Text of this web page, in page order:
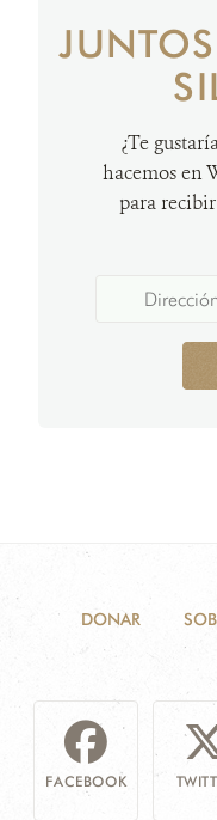
¿Te
hacemos en
para
DONAR
FACEBOOK